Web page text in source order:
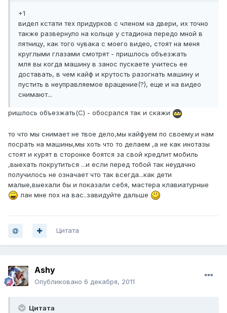
+1
видел кстати тех придурков с членом на двери, их точно
также развернуло на кольце у стадиона передо мной в
пятницу, как того чувака с моего видео, стоят на меня
круглыми глазами смотрят - пришлось объезжать
мля вы когда машину в занос пускаете учитесь ее
доставать, в чем кайф и крутость разогнать машину и
пустить в неуправляемое вращение(?), еще и на видео
снимают...
ришлось объезжать(С) - обосрался так и скажи
то что мы снимает не твое дело,мы кайфуем по своему.и нам
посрать на машины,мы хоть что то делаем ,а не как инотазы
стоят и курят в сторонке боятся за свой кредлит мобиль
,выехать покрутиться ...и если перед тобой так неудачно
получилось не означает что так всегда...как дети
малые,выехали бы и показали себя, мастера клавиатурные
лан мне пох на вас..завидуйте дальше
Цитата
Ashy
Опубликовано 6 декабря, 2011
Цитата